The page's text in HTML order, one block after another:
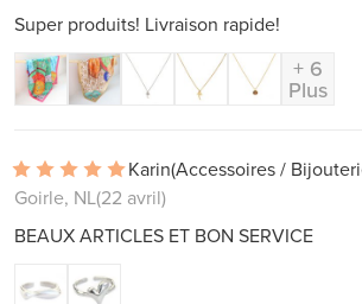
Super produits! Livraison rapide!
+ 6
Plus
Karin(Accessoires /
Goirle, NL(22 avril)
BEAUX ARTICLES ET BON SERVICE